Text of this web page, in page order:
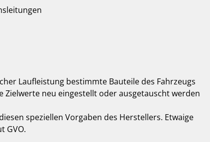
Laufleistung bestimmte Bauteile des Fahrzeugs
neu eingestellt oder ausgetauscht werden
speziellen Vorgaben des Herstellers. Etwaige
GVO.